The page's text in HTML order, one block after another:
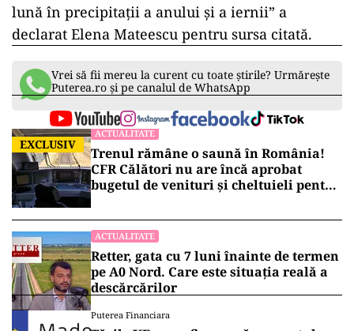
lună în precipitații a anului și a iernii” a
declarat Elena Mateescu pentru sursa citată.
Vrei să fii mereu la curent cu toate știrile? Urmărește
Puterea.ro și pe canalul de WhatsApp
EXCLUSIV
ACTUALITATE
Trenul rămâne o saună în România!
CFR Călători nu are încă aprobat
bugetul de venituri și cheltuieli pentru
ACTUALITATE
Retter, gata cu 7 luni înainte de termen
pe A0 Nord. Care este situația reală a
descărcărilor
Puterea Financiara